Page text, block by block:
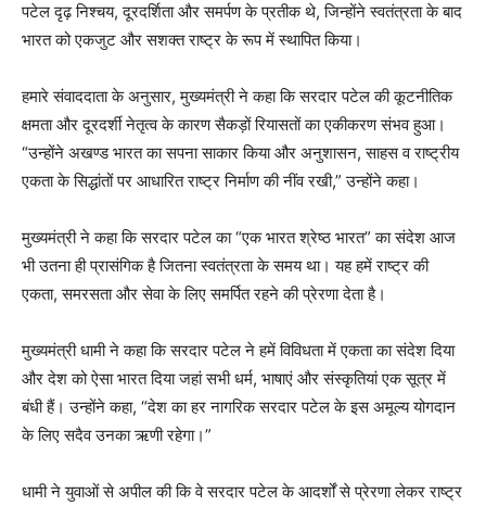
पटेल दृढ़ निश्चय, दूरदर्शिता और समर्पण के प्रतीक थे, जिन्होंने स्वतंत्रता के बाद
भारत को एकजुट और सशक्त राष्ट्र के रूप में स्थापित किया।
हमारे संवाददाता के अनुसार, मुख्यमंत्री ने कहा कि सरदार पटेल की कूटनीतिक
क्षमता और दूरदर्शी नेतृत्व के कारण सैकड़ों रियासतों का एकीकरण संभव हुआ।
“उन्होंने अखण्ड भारत का सपना साकार किया और अनुशासन, साहस व राष्ट्रीय
एकता के सिद्धांतों पर आधारित राष्ट्र निर्माण की नींव रखी,” उन्होंने कहा।
मुख्यमंत्री ने कहा कि सरदार पटेल का “एक भारत श्रेष्ठ भारत” का संदेश आज
भी उतना ही प्रासंगिक है जितना स्वतंत्रता के समय था। यह हमें राष्ट्र की
एकता, समरसता और सेवा के लिए समर्पित रहने की प्रेरणा देता है।
मुख्यमंत्री धामी ने कहा कि सरदार पटेल ने हमें विविधता में एकता का संदेश दिया
और देश को ऐसा भारत दिया जहां सभी धर्म, भाषाएं और संस्कृतियां एक सूत्र में
बंधी हैं। उन्होंने कहा, “देश का हर नागरिक सरदार पटेल के इस अमूल्य योगदान
के लिए सदैव उनका ऋणी रहेगा।”
धामी ने युवाओं से अपील की कि वे सरदार पटेल के आदर्शों से प्रेरणा लेकर राष्ट्र